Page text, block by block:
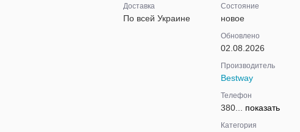
Доставка
По всей Украине
Состояние
новое
Обновлено
02.08.2026
Производитель
Bestway
Телефон
380... показать
Категория